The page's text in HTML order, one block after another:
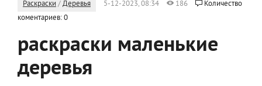
Раскраски /Деревья 5-12-2023, 08:34 186
Количество
коментариев: 0
раскраски маленькие
деревья